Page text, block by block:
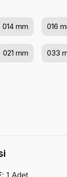
014 mm 016
021 mm 033
; 1 Adet